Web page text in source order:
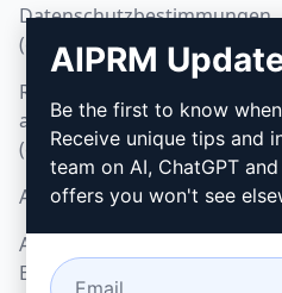
Datenschutzbestimmungen
(en)
Richtlinien zur
akzeptablen Nutzung
(en)
AGB (en)
AGB für Browser-
Erweiterungen (en)
AIPRM
Be the first to know
Receive unique tips and
team on AI, ChatGPT
offers you won't see